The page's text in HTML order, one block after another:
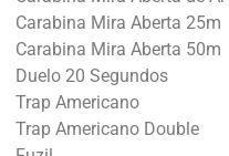
Carabina Mira Aberta 25m
Carabina Mira Aberta 50m
Duelo 20 Segundos
Trap Americano
Trap Americano Double